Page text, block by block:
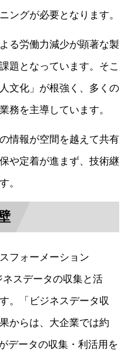
ングが必要となります。
る労働力減少が顕著な製
題となっています。そこ
文化」が根強く、多くの
務を主導しています。
情報が空間を越えて共有
や定着が進まず、技術継
。
フォーメーション
ネスデータの収集と活
。「ビジネスデータ収
からは、大企業では約
データの収集・利活用を